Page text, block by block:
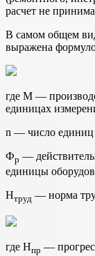
расчет не
В самом общем
выражена
где М —
единицах
n — число единиц
Фр —
единицы
Нтруд — норма
где Нпр —